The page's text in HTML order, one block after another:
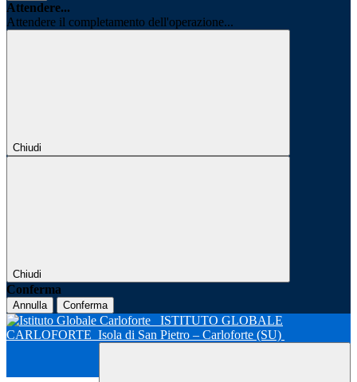
Attendere...
Attendere il completamento dell'operazione...
Chiudi
Chiudi
Conferma
Annulla Conferma
ISTITUTO GLOBALE
CARLOFORTE Isola di San Pietro – Carloforte (SU)